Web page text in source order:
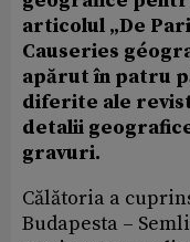
articolul „De
Causeries
apărut în patru
diferite ale
detalii
gravuri.
Călătoria a
Budapesta –